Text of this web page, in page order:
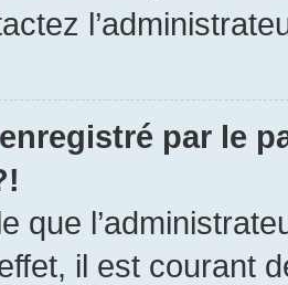
par le
que
il est courant